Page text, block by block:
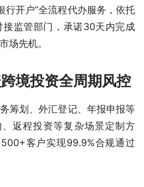
行开户”全流程代办服务，依托
监管部门，承诺30天内完成
场先机。
境投资全周期风控
筹划、外汇登记、年报申报等
返程投资等复杂场景定制方
客户实现99.9%合规通过